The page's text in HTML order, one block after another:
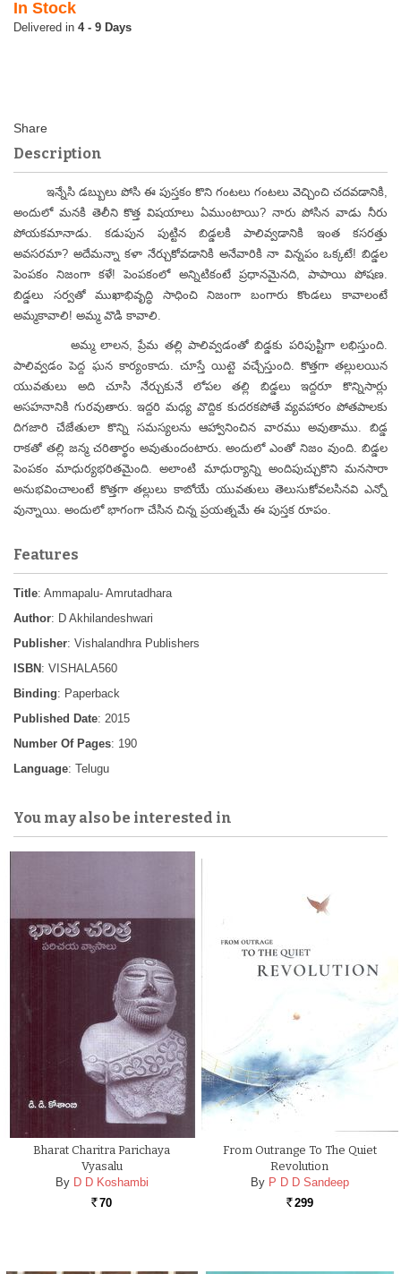
In Stock
4 - 9 Days
Description
ఇన్నేసి డబ్బులు పోసి ఈ పుస్తకం కొని గంటలు గంటలు వెచ్చించి చదవడానికి,
అందులో మనకి తెలీని కొత్త విషయాలు ఏముంటాయి? నారు పోసిన వాడు నీరు
పోయకమానాడు. కడుపున పుట్టిన బిడ్డలకి పాలివ్వడానికి ఇంత కసరత్తు
అవసరమా? అదేమన్నా కళా నేర్చుకోవడానికి అనేవారికి నా విన్నపం ఒక్కటే! బిడ్డల
పెంపకం నిజంగా కళే! పెంపకంలో అన్నిటికంటే ప్రధానమైనది, పాపాయి పోషణ.
బిడ్డలు సర్వతో ముఖాభివృద్ధి సాధించి నిజంగా బంగారు కొండలు కావాలంటే
అమ్మకావాలి! అమ్మ వొడి కావాలి.
అమ్మ లాలన, ప్రేమ తల్లి పాలివ్వడంతో బిడ్డకు పరిపుష్టిగా లభిస్తుంది.
పాలివ్వడం పెద్ద ఘన కార్యంకాదు. చూస్తే యిట్టె వచ్చేస్తుంది. కొత్తగా తల్లులయిన
యువతులు అది చూసి నేర్చుకునే లోపల తల్లి బిడ్డలు ఇద్దరూ కొన్నిసార్లు
అసహనానికి గురవుతారు. ఇద్దరి మధ్య వొద్దిక కుదరకపోతే వ్యవహారం పోతపాలకు
దిగజారి చేజేతులా కొన్ని సమస్యలను ఆహ్వానించిన వారము అవుతాము. బిడ్డ
రాకతో తల్లి జన్మ చరితార్థం అవుతుందంటారు. అందులో ఎంతో నిజం వుంది. బిడ్డల
పెంపకం మాధుర్యభరితమైంది. అలాంటి మాధుర్యాన్ని అందిపుచ్చుకొని మనసారా
అనుభవించాలంటే కొత్తగా తల్లులు కాబోయే యువతులు తెలుసుకోవలసినవి ఎన్నో
వున్నాయి. అందులో భాగంగా చేసిన చిన్న ప్రయత్నమే ఈ పుస్తక రూపం.
Features
Title: Ammapalu- Amrutadhara
Author: D Akhilandeshwari
Publisher: Vishalandhra Publishers
ISBN : VISHALA560
Binding: Paperback
Published Date: 2015
Number Of Pages: 190
Language: Telugu
You may also be interested in
Bharat Charitra Parichaya
Vyasalu
By D D Koshambi
Rs. 70
From Outrange To The Quiet
Revolution
By P D D Sandeep
Rs. 299